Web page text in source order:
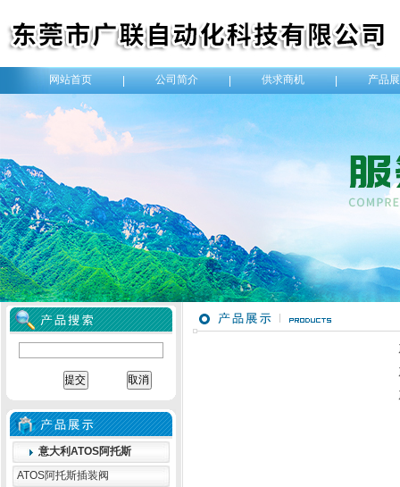
网站首页 公司简介 供求商机 产品
意大利ATOS阿托斯
ATOS阿托斯插装阀